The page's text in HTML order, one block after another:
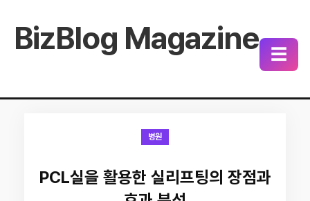
BizBlog Magazine ☰
병원
PCL실을 활용한 실리프팅의 장점과